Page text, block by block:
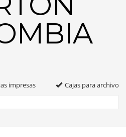
impresas Cajas para archivo